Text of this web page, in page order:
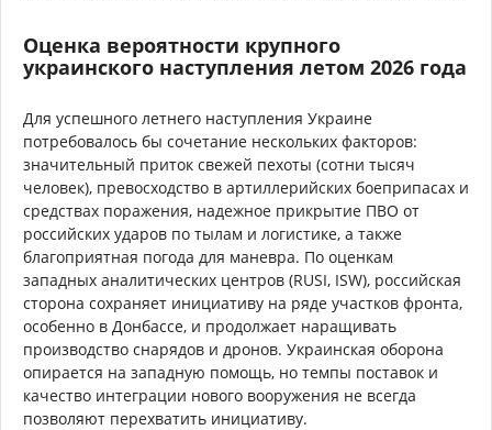
Оценка вероятности крупного
украинского наступления летом 2026 года
Для успешного летнего наступления Украине
потребовалось бы сочетание нескольких факторов:
значительный приток свежей пехоты (сотни тысяч
человек), превосходство в артиллерийских боеприпасах и
средствах поражения, надежное прикрытие ПВО от
российских ударов по тылам и логистике, а также
благоприятная погода для маневра. По оценкам
западных аналитических центров (RUSI, ISW), российская
сторона сохраняет инициативу на ряде участков фронта,
особенно в Донбассе, и продолжает наращивать
производство снарядов и дронов. Украинская оборона
опирается на западную помощь, но темпы поставок и
качество интеграции нового вооружения не всегда
позволяют перехватить инициативу.